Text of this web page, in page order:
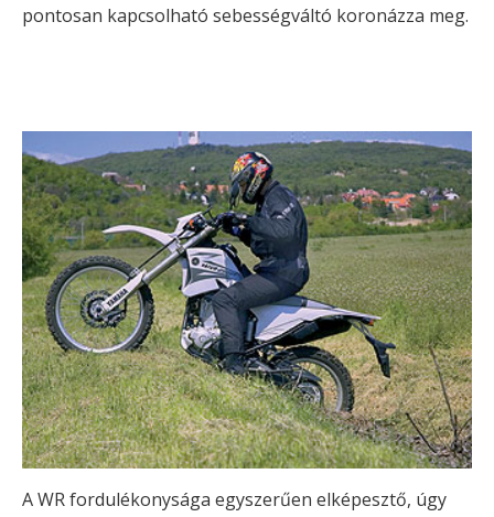
pontosan kapcsolható sebességváltó koronázza meg.
A WR fordulékonysága egyszerűen elképesztő, úgy